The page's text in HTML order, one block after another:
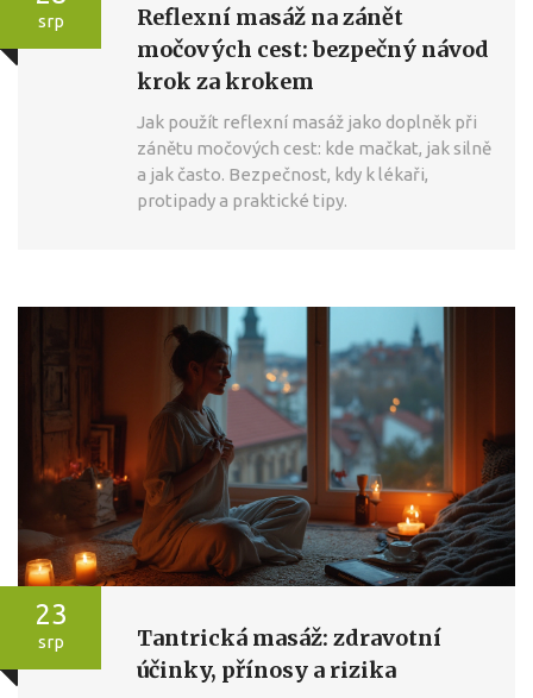
srp
Reflexní masáž na zánět
močových cest: bezpečný návod
krok za krokem
Jak použít reflexní masáž jako doplněk při
zánětu močových cest: kde mačkat, jak silně
a jak často. Bezpečnost, kdy k lékaři,
protipady a praktické tipy.
23
srp
Tantrická masáž: zdravotní
účinky, přínosy a rizika